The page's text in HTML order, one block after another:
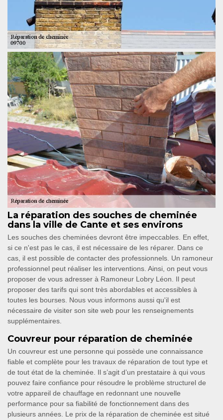
La réparation des souches de cheminée
dans la ville de Cante et ses environs
Les souches des cheminées devront être impeccables. En effet,
si ce n'est pas le cas, il est nécessaire de les réparer. Dans ce
cas, il est possible de contacter des professionnels. Un ramoneur
professionnel peut réaliser les interventions. Ainsi, on peut vous
proposer de vous adresser à Ramoneur Lobry Léon. Il peut
proposer des tarifs qui sont très abordables et accessibles à
toutes les bourses. Nous vous informons aussi qu'il est
nécessaire de visiter son site web pour les renseignements
supplémentaires.
Couvreur pour réparation de cheminée
Un couvreur est une personne qui possède une connaissance
fiable et complète pour les travaux de réparation de tout type et
de tout état de la cheminée. Il s’agit d’un prestataire à qui vous
pouvez faire confiance pour résoudre le problème structurel de
votre appareil de chauffage en redonnant une nouvelle
performance pour sa fiabilité de fonctionnement dans des
plusieurs années. Le prix de la réparation de cheminée est situé